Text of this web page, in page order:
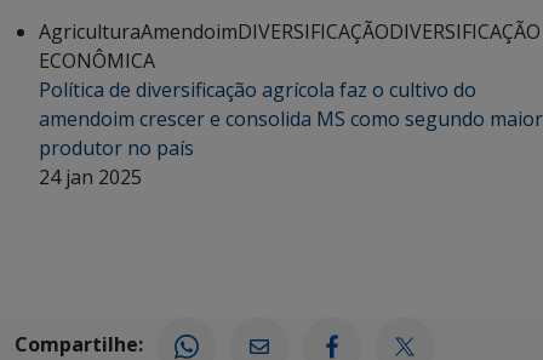
AgriculturaAmendoimDIVERSIFICAÇÃODIVERSIFICAÇÃO
ECONÔMICA
Política de diversificação agrícola faz o cultivo do
amendoim crescer e consolida MS como segundo maior
produtor no país
24 jan 2025
Compartilhe: